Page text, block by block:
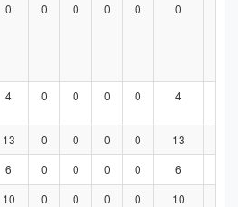
0 0 0 0 0 0
4 0 0 0 0 4
13 0 0 0 0 13
6 0 0 0 0 6
10 0 0 0 0 10